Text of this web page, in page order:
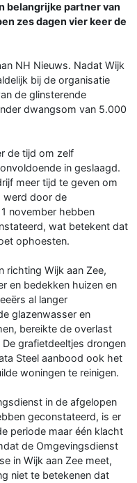
belangrijke partner van
zes dagen vier keer de
NH Nieuws. Nadat Wijk
bij de organisatie
de glinsterende
dwangsom van 5.000
de tijd om zelf
in geslaagd.
meer tijd te geven om
werd door de
november hebben
wat betekent dat
ophoesten.
richting Wijk aan Zee,
en bedekken huizen en
al langer
glazenwasser en
bereikte de overlast
grafietdeeltjes drongen
Steel aanbood ook het
woningen te reinigen.
in de afgelopen
geconstateerd, is er
periode maar één klacht
de Omgevingsdienst
in Wijk aan Zee meet,
niet te betekenen dat